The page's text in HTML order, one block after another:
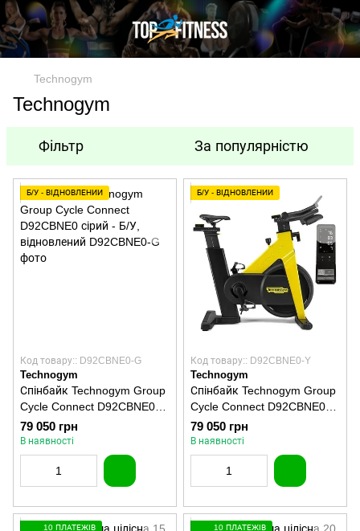
Technogym
Technogym
Фільтр За популярністю
Б/У - ВІДНОВЛЕНИЙ
Код товару:: D92CBNE0-G
Technogym
Спінбайк Technogym Group
Cycle Connect D92CBNE0
сірий - Б/У, відновлений
79 050 грн
В наявності
Б/У - ВІДНОВЛЕНИЙ
Код товару:: D92CBNE0-Y
Technogym
Спінбайк Technogym Group
Cycle Connect D92CBNE0
жовтий - Б/У, відновлений
79 050 грн
В наявності
10 ПЛАТЕЖІВ
10 ПЛАТЕЖІВ